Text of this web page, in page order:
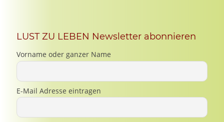
LUST ZU LEBEN Newsletter abonnieren
Vorname oder ganzer Name
E-Mail Adresse eintragen